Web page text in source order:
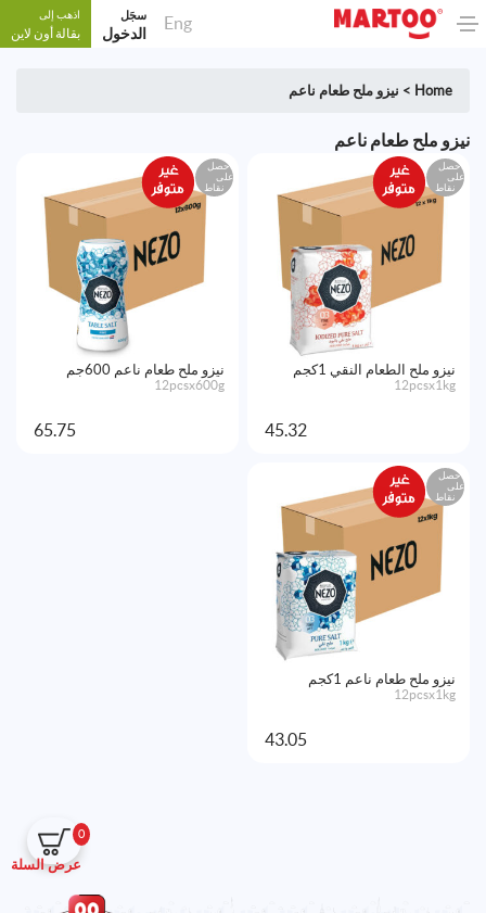
Eng سجَل
الدخول
اذهب إلى
بقالة أون لاين
0
عرض السلة
Home
> نيزو ملح طعام ناعم
نيزو ملح طعام ناعم
احصل
على
نقاط
نيزو ملح الطعام النقي 1كجم
12pcsx1kg
45.32
احصل
على
نقاط
نيزو ملح طعام ناعم 600جم
12pcsx600g
65.75
احصل
على
نقاط
نيزو ملح طعام ناعم 1كجم
12pcsx1kg
43.05